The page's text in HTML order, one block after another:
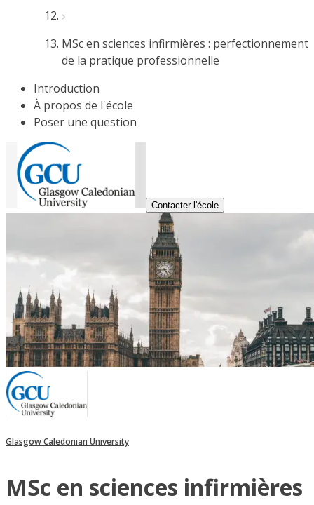
MSc en sciences infirmières : perfectionnement
de la pratique professionnelle
Introduction
À propos de l'école
Poser une question
Contacter l'école
Glasgow Caledonian University
MSc en sciences infirmières